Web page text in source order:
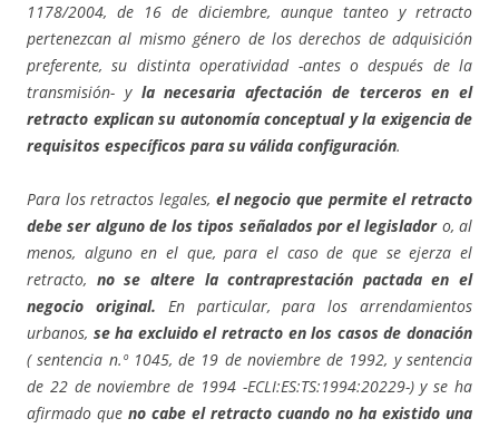
1178/2004, de 16 de diciembre, aunque tanteo y retracto
pertenezcan al mismo género de los derechos de adquisición
preferente, su distinta operatividad -antes o después de la
transmisión- y la necesaria afectación de terceros en el
retracto explican su autonomía conceptual y la exigencia de
requisitos específicos para su válida configuración.
Para los retractos legales, el negocio que permite el retracto
debe ser alguno de los tipos señalados por el legisladoro, al
menos, alguno en el que, para el caso de que se ejerza el
retracto, no se altere la contraprestación pactada en el
negocio original. En particular, para los arrendamientos
urbanos, se ha excluido el retracto en los casos de donación
( sentencia n.º 1045, de 19 de noviembre de 1992, y sentencia
de 22 de noviembre de 1994 -ECLI:ES:TS:1994:20229-) y se ha
afirmado que no cabe el retracto cuando no ha existido una